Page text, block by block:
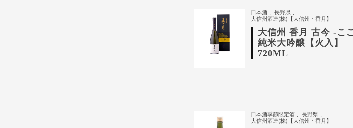
日本酒
長野県
大信州酒造(株)【大信州・香月】
大信州 香月 古今 -こ
純米大吟醸【火入】
720ML
日本酒季節限定酒
長野県
大信州酒造(株)【大信州・香月】